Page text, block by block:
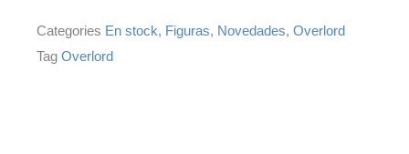
Ver.
cm
Categories En stock, Figuras, Novedades, Overlord
Tag Overlord